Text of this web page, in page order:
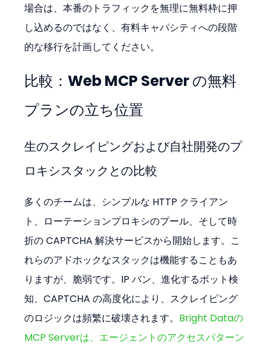
場合は、本番のトラフィックを無理に無料枠に押
し込めるのではなく、有料キャパシティへの段階
的な移行を計画してください。
比較：Web MCP Server の無料
プランの立ち位置
生のスクレイピングおよび自社開発のプ
ロキシスタックとの比較
多くのチームは、シンプルな HTTP クライアン
ト、ローテーションプロキシのプール、そして時
折の CAPTCHA 解決サービスから開始します。こ
れらのアドホックなスタックは機能することもあ
りますが、脆弱です。IP バン、進化するボット検
知、CAPTCHA の高度化により、スクレイピング
のロジックは頻繁に破壊されます。 Bright Dataの
MCP Serverは、エージェントのアクセスパターン